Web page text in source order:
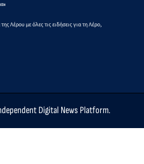
Λέρου με όλες τις ειδήσεις για τη Λέρο,
Digital News Platform.